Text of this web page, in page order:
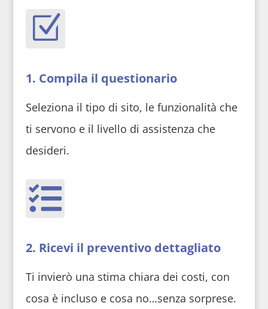
Z
1. Compila il questionario
Seleziona il tipo di sito, le funzionalità che
ti servono e il livello di assistenza che
desideri.

2. Ricevi il preventivo dettagliato
Ti invierò una stima chiara dei costi, con
cosa è incluso e cosa no…senza sorprese.